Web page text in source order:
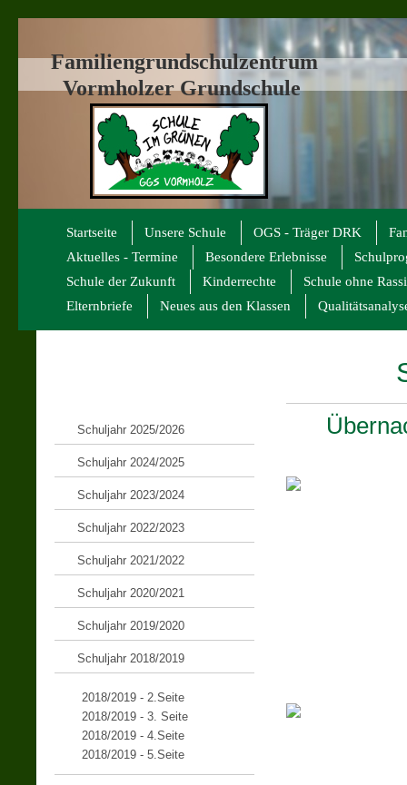
Familiengrundschulzentrum
Vormholzer Grundschule
Startseite Unsere Schule OGS - Träger DRK
Aktuelles - Termine
Besondere Erlebnisse
Schule der Zukunft
Kinderrechte
Schule ohne
Elternbriefe
Neues aus den Klassen
Schuljahr 2025/2026
Schuljahr 2024/2025
Schuljahr 2023/2024
Schuljahr 2022/2023
Schuljahr 2021/2022
Schuljahr 2020/2021
Schuljahr 2019/2020
Schuljahr 2018/2019
2018/2019 - 2.Seite
2018/2019 - 3. Seite
2018/2019 - 4.Seite
2018/2019 - 5.Seite